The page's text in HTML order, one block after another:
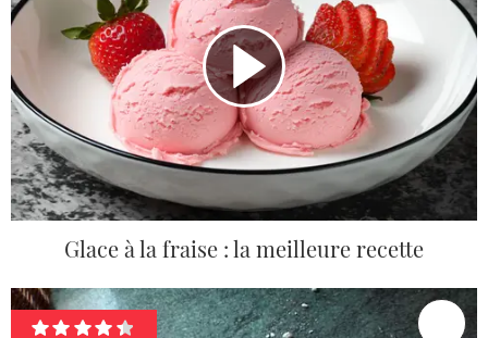
Glace à la fraise : la meilleure recette